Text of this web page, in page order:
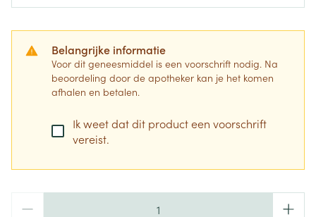
Belangrijke informatie
Voor dit geneesmiddel is een voorschrift nodig. Na
beoordeling door de apotheker kan je het komen
afhalen en betalen.
Ik weet dat dit product een voorschrift
vereist.